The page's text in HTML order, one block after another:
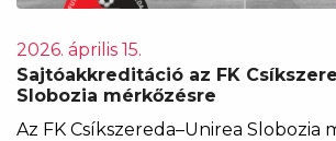
2026. április 15.
Sajtóakkreditáció az FK
Slobozia mérkőzésre
Az FK Csíkszereda–Unirea Slobozia